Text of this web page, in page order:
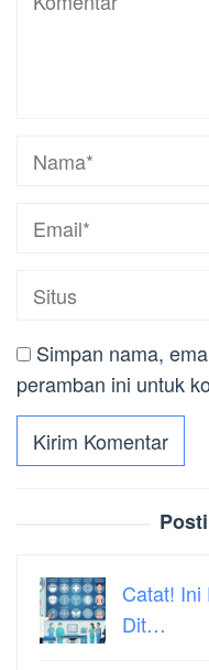
Simpan nama,
peramban ini untuk
Catat! Ini
Dit…